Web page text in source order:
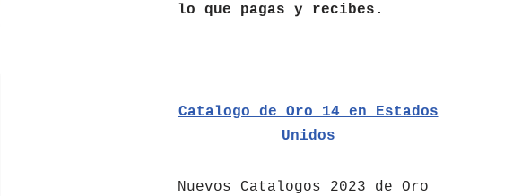
lo que pagas y recibes.
Catalogo de Oro 14 en Estados
Unidos
Nuevos Catalogos 2023 de Oro